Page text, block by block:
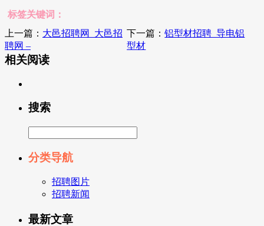
标签关键词：
上一篇： 大邑招聘网_大邑招
聘网 –
下一篇：铝型材招聘_导电铝
型材
相关阅读
搜索
分类导航
招聘图片
招聘新闻
最新文章